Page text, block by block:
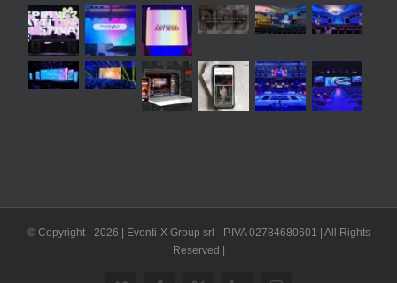
© Copyright - 2026 | Eventi-X Group srl - P.IVA 02784680601 | All Rights
Reserved |